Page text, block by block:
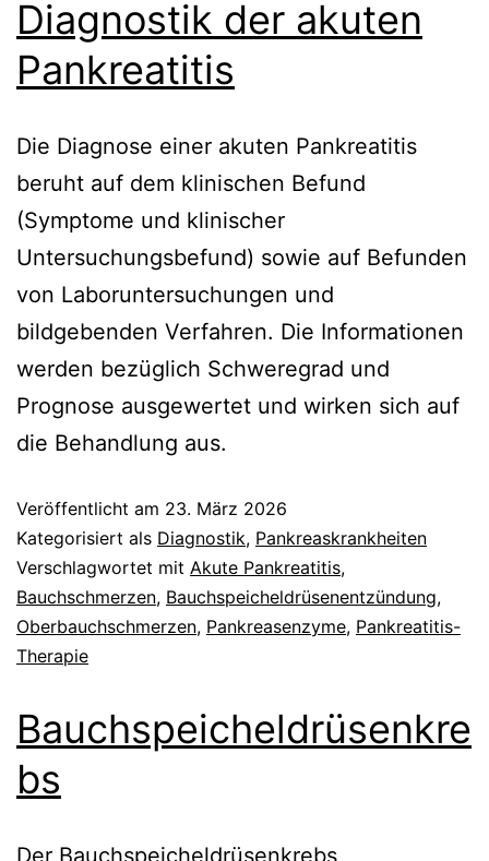
Diagnostik der akuten
Pankreatitis
Die Diagnose einer akuten Pankreatitis
beruht auf dem klinischen Befund
(Symptome und klinischer
Untersuchungsbefund) sowie auf Befunden
von Laboruntersuchungen und
bildgebenden Verfahren. Die Informationen
werden bezüglich Schweregrad und
Prognose ausgewertet und wirken sich auf
die Behandlung aus.
Veröffentlicht am 23. März 2026
Kategorisiert als Diagnostik, Pankreaskrankheiten
Verschlagwortet mit Akute Pankreatitis,
Bauchschmerzen, Bauchspeicheldrüsenentzündung,
Oberbauchschmerzen, Pankreasenzyme, Pankreatitis-
Therapie
Bauchspeicheldrüsenkre
bs
Der Bauchspeicheldrüsenkrebs